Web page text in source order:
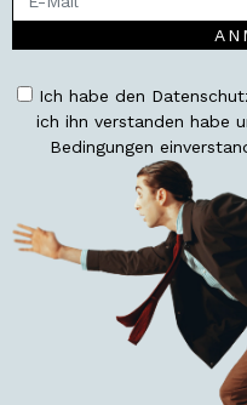
Ich habe den
ich ihn verstanden habe
Bedingungen